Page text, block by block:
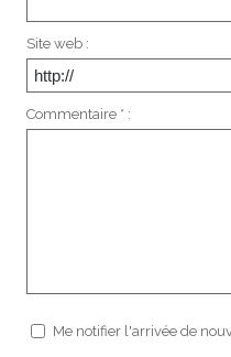
Site web :
Commentaire * :
Me notifier l'arrivée de